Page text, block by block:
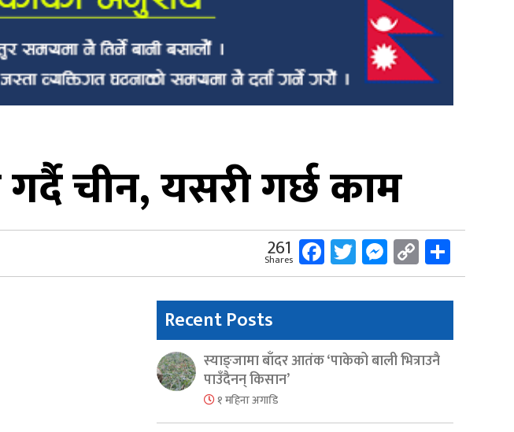
चीन, यसरी गर्छ काम
261
Shares Facebook
Twitter
Messenger
Copy
Link
Recent Posts
स्याङ्जामा बाँदर आतंक ‘पाकेको बाली भित्राउनै
पाउँदैनन् किसान’
१ महिना अगाडि